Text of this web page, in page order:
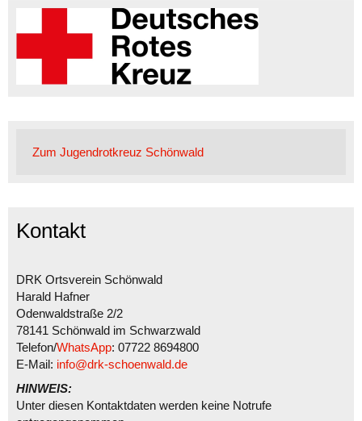
Zum Jugendrotkreuz Schönwald
Kontakt
DRK Ortsverein Schönwald
Harald Hafner
Odenwaldstraße 2/2
78141 Schönwald im Schwarzwald
Telefon/WhatsApp: 07722 8694800
E-Mail: info@drk-schoenwald.de
HINWEIS:
Unter diesen Kontaktdaten werden keine Notrufe